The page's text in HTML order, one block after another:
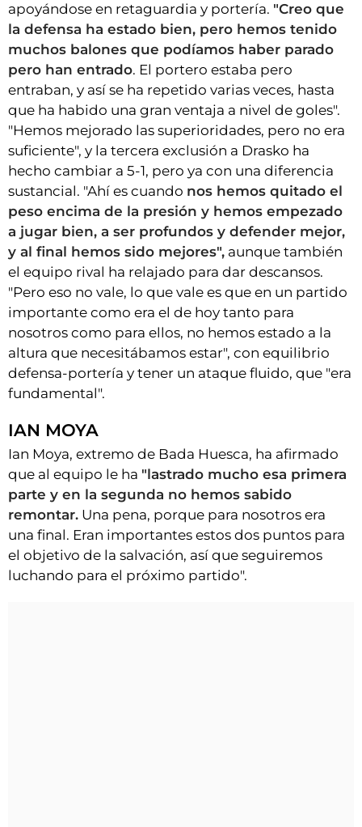
apoyándose en retaguardia y portería. "Creo que
la defensa ha estado bien, pero hemos tenido
muchos balones que podíamos haber parado
pero han entrado. El portero estaba pero
entraban, y así se ha repetido varias veces, hasta
que ha habido una gran ventaja a nivel de goles".
"Hemos mejorado las superioridades, pero no era
suficiente", y la tercera exclusión a Drasko ha
hecho cambiar a 5-1, pero ya con una diferencia
sustancial. "Ahí es cuando nos hemos quitado el
peso encima de la presión y hemos empezado
a jugar bien, a ser profundos y defender mejor,
y al final hemos sido mejores", aunque también
el equipo rival ha relajado para dar descansos.
"Pero eso no vale, lo que vale es que en un partido
importante como era el de hoy tanto para
nosotros como para ellos, no hemos estado a la
altura que necesitábamos estar", con equilibrio
defensa-portería y tener un ataque fluido, que "era
fundamental".
IAN MOYA
Ian Moya, extremo de Bada Huesca, ha afirmado
que al equipo le ha "lastrado mucho esa primera
parte y en la segunda no hemos sabido
remontar. Una pena, porque para nosotros era
una final. Eran importantes estos dos puntos para
el objetivo de la salvación, así que seguiremos
luchando para el próximo partido".